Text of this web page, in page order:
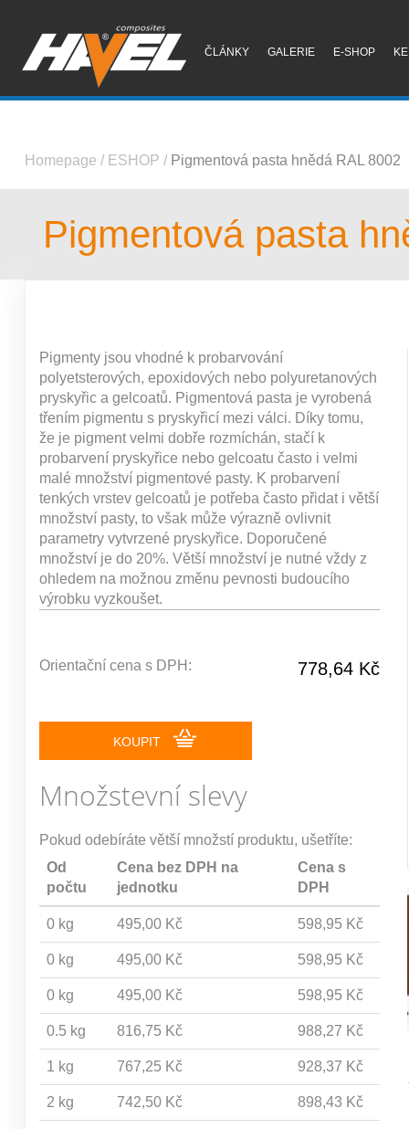
ČLÁNKY GALERIE E-SHOP
Homepage / ESHOP / Pigmentová pasta hnědá RAL 8002
Pigmentová pasta
Pigmenty jsou vhodné k probarvování
polyetsterových, epoxidových nebo polyuretanových
pryskyřic a gelcoatů. Pigmentová pasta je vyrobená
třením pigmentu s pryskyřicí mezi válci. Díky tomu,
že je pigment velmi dobře rozmíchán, stačí k
probarvení pryskyřice nebo gelcoatu často i velmi
malé množství pigmentové pasty. K probarvení
tenkých vrstev gelcoatů je potřeba často přidat i větší
množství pasty, to však může výrazně ovlivnit
parametry vytvrzené pryskyřice. Doporučené
množství je do 20%. Větší množství je nutné vždy z
ohledem na možnou změnu pevnosti budoucího
výrobku vyzkoušet.
778,64 Kč
Orientační cena s DPH:
KOUPIT
Množstevní slevy
Pokud odebíráte větší množstí produktu, ušetříte:
Od
počtu
Cena bez DPH na
jednotku
Cena s
DPH
0 kg 495,00 Kč 598,95 Kč
0 kg 495,00 Kč 598,95 Kč
0 kg 495,00 Kč 598,95 Kč
0.5 kg 816,75 Kč 988,27 Kč
1 kg 767,25 Kč 928,37 Kč
2 kg 742,50 Kč 898,43 Kč